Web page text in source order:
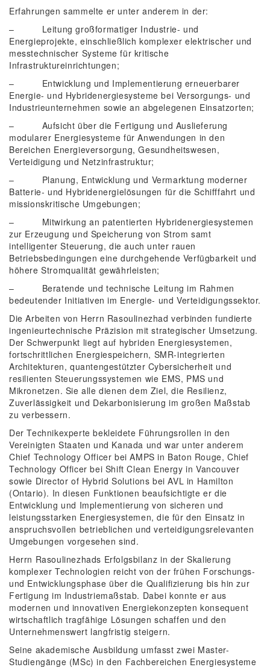
Erfahrungen sammelte er unter anderem in der:
– Leitung großformatiger Industrie- und
Energieprojekte, einschließlich komplexer elektrischer und
messtechnischer Systeme für kritische
Infrastruktureinrichtungen;
– Entwicklung und Implementierung erneuerbarer
Energie- und Hybridenergiesysteme bei Versorgungs- und
Industrieunternehmen sowie an abgelegenen Einsatzorten;
– Aufsicht über die Fertigung und Auslieferung
modularer Energiesysteme für Anwendungen in den
Bereichen Energieversorgung, Gesundheitswesen,
Verteidigung und Netzinfrastruktur;
– Planung, Entwicklung und Vermarktung moderner
Batterie- und Hybridenergielösungen für die Schifffahrt und
missionskritische Umgebungen;
– Mitwirkung an patentierten Hybridenergiesystemen
zur Erzeugung und Speicherung von Strom samt
intelligenter Steuerung, die auch unter rauen
Betriebsbedingungen eine durchgehende Verfügbarkeit und
höhere Stromqualität gewährleisten;
– Beratende und technische Leitung im Rahmen
bedeutender Initiativen im Energie- und Verteidigungssektor.
Die Arbeiten von Herrn Rasoulinezhad verbinden fundierte
ingenieurtechnische Präzision mit strategischer Umsetzung.
Der Schwerpunkt liegt auf hybriden Energiesystemen,
fortschrittlichen Energiespeichern, SMR-integrierten
Architekturen, quantengestützter Cybersicherheit und
resilienten Steuerungssystemen wie EMS, PMS und
Mikronetzen. Sie alle dienen dem Ziel, die Resilienz,
Zuverlässigkeit und Dekarbonisierung im großen Maßstab
zu verbessern.
Der Technikexperte bekleidete Führungsrollen in den
Vereinigten Staaten und Kanada und war unter anderem
Chief Technology Officer bei AMPS in Baton Rouge, Chief
Technology Officer bei Shift Clean Energy in Vancouver
sowie Director of Hybrid Solutions bei AVL in Hamilton
(Ontario). In diesen Funktionen beaufsichtigte er die
Entwicklung und Implementierung von sicheren und
leistungsstarken Energiesystemen, die für den Einsatz in
anspruchsvollen betrieblichen und verteidigungsrelevanten
Umgebungen vorgesehen sind.
Herrn Rasoulinezhads Erfolgsbilanz in der Skalierung
komplexer Technologien reicht von der frühen Forschungs-
und Entwicklungsphase über die Qualifizierung bis hin zur
Fertigung im Industriemaßstab. Dabei konnte er aus
modernen und innovativen Energiekonzepten konsequent
wirtschaftlich tragfähige Lösungen schaffen und den
Unternehmenswert langfristig steigern.
Seine akademische Ausbildung umfasst zwei Master-
Studiengänge (MSc) in den Fachbereichen Energiesysteme